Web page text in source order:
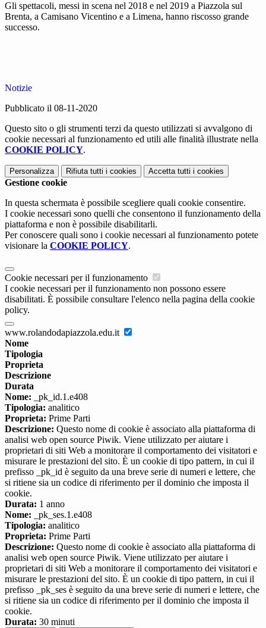
Gli spettacoli, messi in scena nel 2018 e nel 2019 a Piazzola sul
Brenta, a Camisano Vicentino e a Limena, hanno riscosso grande
successo.
Notizie
Pubblicato il 08-11-2020
Questo sito o gli strumenti terzi da questo utilizzati si avvalgono di
cookie necessari al funzionamento ed utili alle finalità illustrate nella
COOKIE POLICY.
Personalizza Rifiuta tutti i cookies Accetta tutti i cookies
Gestione cookie
In questa schermata è possibile scegliere quali cookie consentire.
I cookie necessari sono quelli che consentono il funzionamento della
piattaforma e non è possibile disabilitarli.
Per conoscere quali sono i cookie necessari al funzionamento potete
visionare la COOKIE POLICY.
Cookie necessari per il funzionamento
I cookie necessari per il funzionamento non possono essere
disabilitati. È possibile consultare l'elenco nella pagina della cookie
policy.
www.rolandodapiazzola.edu.it
Nome
Tipologia
Proprieta
Descrizione
Durata
Nome: _pk_id.1.e408
Tipologia: analitico
Proprieta: Prime Parti
Descrizione: Questo nome di cookie è associato alla piattaforma di
analisi web open source Piwik. Viene utilizzato per aiutare i
proprietari di siti Web a monitorare il comportamento dei visitatori e
misurare le prestazioni del sito. È un cookie di tipo pattern, in cui il
prefisso _pk_id è seguito da una breve serie di numeri e lettere, che
si ritiene sia un codice di riferimento per il dominio che imposta il
cookie.
Durata: 1 anno
Nome: _pk_ses.1.e408
Tipologia: analitico
Proprieta: Prime Parti
Descrizione: Questo nome di cookie è associato alla piattaforma di
analisi web open source Piwik. Viene utilizzato per aiutare i
proprietari di siti Web a monitorare il comportamento dei visitatori e
misurare le prestazioni del sito. È un cookie di tipo pattern, in cui il
prefisso _pk_ses è seguito da una breve serie di numeri e lettere, che
si ritiene sia un codice di riferimento per il dominio che imposta il
cookie.
Durata: 30 minuti